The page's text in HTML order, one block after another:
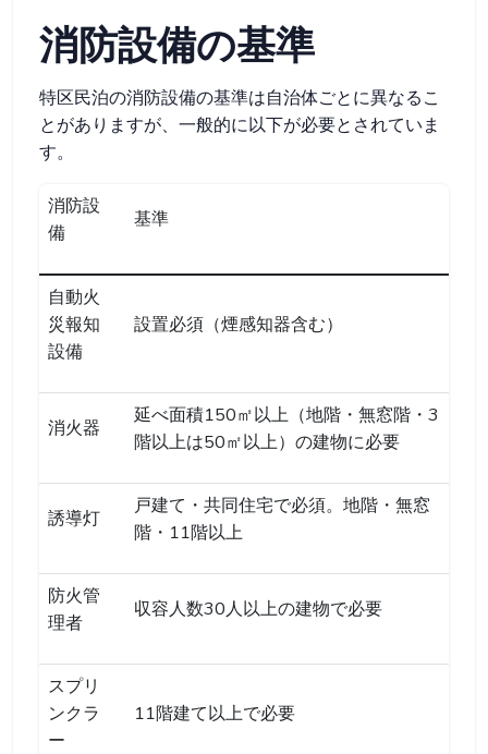
消防設備の基準
特区民泊の消防設備の基準は自治体ごとに異なるこ
とがありますが、一般的に以下が必要とされていま
す。
消防設
備
基準
自動火
災報知
設備
設置必須（煙感知器含む）
消火器
延べ面積150㎡以上（地階・無窓階・3
階以上は50㎡以上）の建物に必要
誘導灯
戸建て・共同住宅で必須。地階・無窓
階・11階以上
防火管
理者
収容人数30人以上の建物で必要
スプリ
ンクラ
ー
11階建て以上で必要